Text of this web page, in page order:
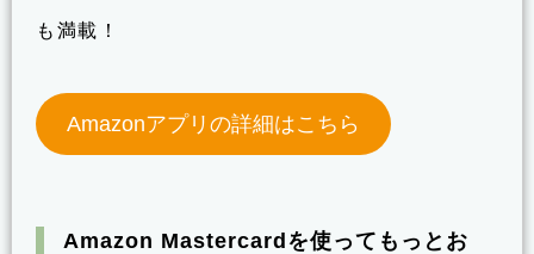
も満載！
Amazonアプリの詳細はこちら
Amazon Mastercardを使ってもっとお